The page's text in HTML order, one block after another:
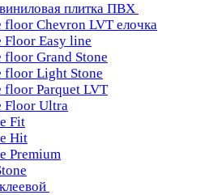
плитка ПВХ
Chevron LVT елочка
Easy line
Grand Stone
floor Light Stone
floor Parquet LVT
Floor Ultra
Fit
Hit
Premium